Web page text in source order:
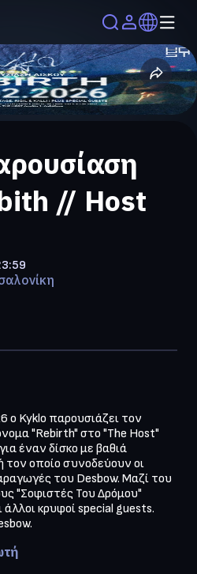
// Host
ο Kyklo παρουσιάζει τον
"Rebirth" στο "The Host"
έναν δίσκο με βαθιά
τον οποίο συνοδεύουν οι
του Desbow. Μαζί του
"Σοφιστές Του Δρόμου"
άλλοι κρυφοί special guests.